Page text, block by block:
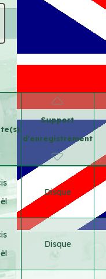
Support
d'enregistrement
Disque
Disque